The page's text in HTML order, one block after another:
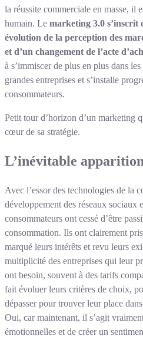
la réussite commerciale en masse, il
humain. Le marketing 3.0 s’inscrit
évolution de la perception des
et d’un changement de l’acte
à s’immiscer de plus en plus dans
grandes entreprises et s’installe
consommateurs.
Petit tour d’horizon d’un marketing
cœur de sa stratégie.
L’inévitable
Avec l’essor des technologies de la
développement des réseaux sociaux
consommateurs ont cessé d’être
consommation. Ils ont clairement
marqué leurs intérêts et revu leurs
multiplicité des entreprises qui leur
ont besoin, souvent à des tarifs
fait évoluer leurs critères de choix,
dépasser pour trouver leur place
Oui, car maintenant, il s’agit
émotionnelles et de créer un